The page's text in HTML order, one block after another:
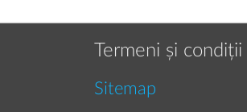
Termeni și condiții
Sitemap